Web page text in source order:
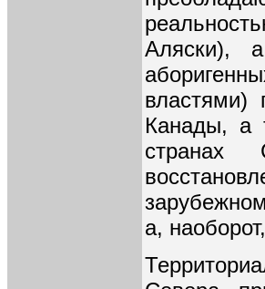
Аляски),
властями)
Канады, а
странах
а,